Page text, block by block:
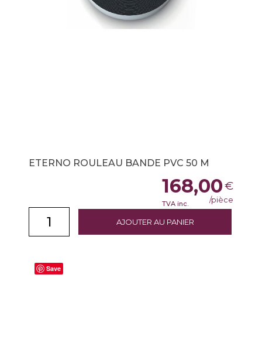
ETERNO ROULEAU BANDE PVC 50 M
AJOUTER AU PANIER
168,00€
TVA inc. /pièce
Save